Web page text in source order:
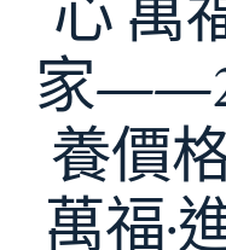
心 萬
家
養價
萬福·